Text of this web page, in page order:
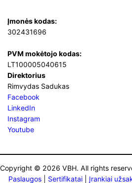
Įmonės kodas:
302431696
PVM mokėtojo kodas:
LT100005040615
Direktorius
Rimvydas Sadukas
Facebook
LinkedIn
Instagram
Youtube
Copyright © 2026 VBH. All rights
Paslaugos
Sertifikatai Įrankiai